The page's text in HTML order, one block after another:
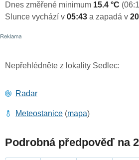
Dnes změřené minimum 15.4 °C
Slunce vychází v 05:43 a zapadá v
Nepřehlédněte z lokality Sedlec:
Radar
Meteostanice (mapa)
Podrobná předpověď na